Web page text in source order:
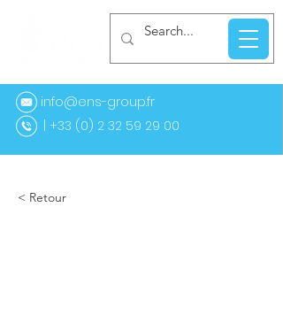
info@ens-group.fr
(0) 2 32 59 29 00
< Retour